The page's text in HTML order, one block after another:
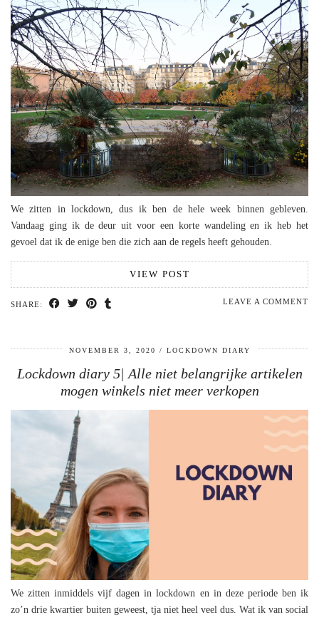
We zitten in lockdown, dus ik ben de hele week binnen gebleven.
Vandaag ging ik de deur uit voor een korte wandeling en ik heb het
gevoel dat ik de enige ben die zich aan de regels heeft gehouden.
VIEW POST
SHARE: LEAVE A COMMENT
NOVEMBER 3, 2020 LOCKDOWN DIARY
Lockdown diary 5| Alle niet belangrijke artikelen
mogen winkels niet meer verkopen
We zitten inmiddels vijf dagen in lockdown en in deze periode ben ik
zo’n drie kwartier buiten geweest, tja niet heel veel dus. Wat ik van social